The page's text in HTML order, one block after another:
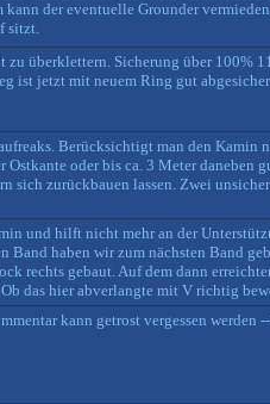
der eventuelle Grounder
sitzt.
zu überklettern. Sicherung über 100%
ist jetzt mit neuem Ring gut
Berücksichtigt man den
oder bis ca. 3 Meter daneben
sich zurückbauen lassen. Zwei
und hilft nicht mehr an der
Band haben wir zum nächsten Band
rechts gebaut. Auf dem dann
das hier abverlangte mit V richtig
kann getrost vergessen